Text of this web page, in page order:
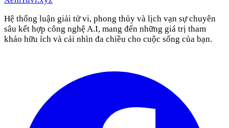
Hệ thống luận giải tử vi, phong thủy và lịch vạn sự chuyên
sâu kết hợp công nghệ A.I, mang đến những giá trị tham
khảo hữu ích và cái nhìn đa chiều cho cuộc sống của bạn.